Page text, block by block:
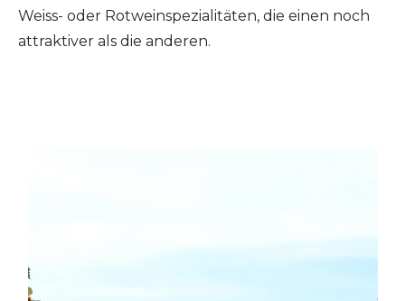
Weiss- oder Rotweinspezialitäten, die einen noch
attraktiver als die anderen.